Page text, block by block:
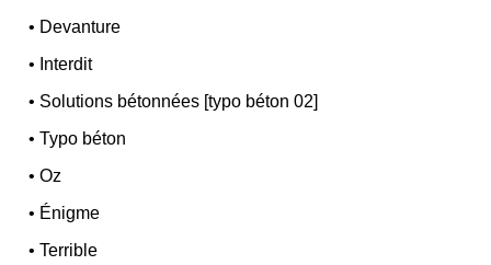
• Devanture
• Interdit
• Solutions bétonnées [typo béton 02]
•Typo béton
•Oz
• Énigme
•Terrible